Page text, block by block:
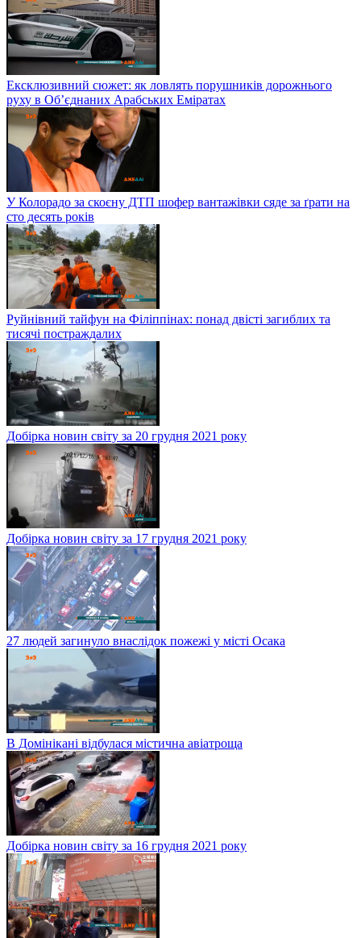
Ексклюзивний сюжет: як ловлять порушників дорожнього
руху в Об’єднаних Арабських Еміратах
У Колорадо за скоєну ДТП шофер вантажівки сяде за ґрати на
сто десять років
Руйнівний тайфун на Філіппінах: понад двісті загиблих та
тисячі постраждалих
Добірка новин світу за 20 грудня 2021 року
Добірка новин світу за 17 грудня 2021 року
27 людей загинуло внаслідок пожежі у місті Осака
В Домінікані відбулася містична авіатроща
Добірка новин світу за 16 грудня 2021 року